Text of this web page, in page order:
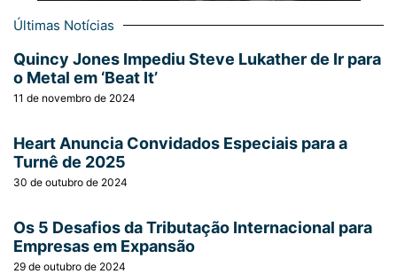
Últimas Notícias
Quincy Jones Impediu Steve Lukather de Ir para
o Metal em ‘Beat It’
11 de novembro de 2024
Heart Anuncia Convidados Especiais para a
Turnê de 2025
30 de outubro de 2024
Os 5 Desafios da Tributação Internacional para
Empresas em Expansão
29 de outubro de 2024